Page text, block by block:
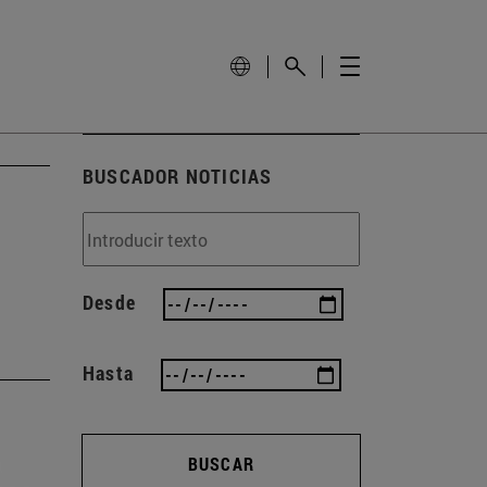
BUSCADOR NOTICIAS
Desde
Hasta
BUSCAR